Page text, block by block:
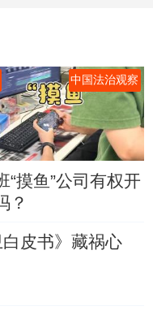
中国法治观察
“摸鱼”公司有权开
？
皮书》藏祸心